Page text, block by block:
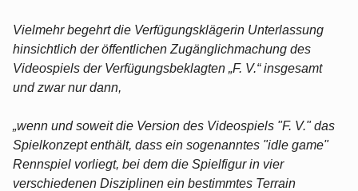
Vielmehr begehrt die Verfügungsklägerin Unterlassung
hinsichtlich der öffentlichen Zugänglichmachung des
Videospiels der Verfügungsbeklagten „F. V.“ insgesamt
und zwar nur dann,
„wenn und soweit die Version des Videospiels "F. V." das
Spielkonzept enthält, dass ein sogenanntes "idle game"
Rennspiel vorliegt, bei dem die Spielfigur in vier
verschiedenen Disziplinen ein bestimmtes Terrain